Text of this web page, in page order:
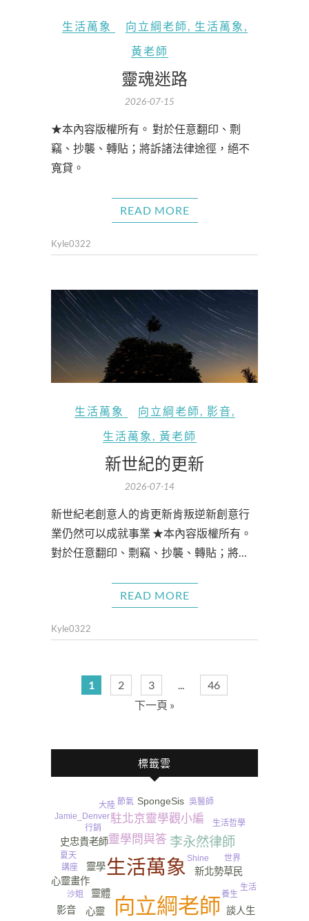
生活萬象 向立綱老師, 生活萬象 ,
黃老師
靈魂迷路
2026-07-15
★本內容版權所有。 對於任意翻印、剽
竊、抄襲、轉貼；將訴諸法律途徑，絕不
寬貸。
READ MORE
Kyle0322
生活萬象 向立綱老師 影音
生活萬象
黃老師
新世紀的更新
2026-07-14
新世紀老創意人的肯更新肯叛逆新創意行
業仍然可以成就事業 ★本內容版權所有。
對於任意翻印、剽竊、抄襲、轉貼；將…
READ MORE
Kyle0322
1 2 3
46
下一頁 »
標籤雲
向立綱老師
生活萬象
李永然律師
靈學問與答
駐北京靈學觀小編
心靈
靈體
新北勢草民
靈學
心靈畫作
SpongeSis
影音 談人生
史忠貴老師
養生
沙姐
講座
生活
吳醫師
生活哲學
Jamie_Denver
世界
大陸
Shine
行銷
節氣
夏天